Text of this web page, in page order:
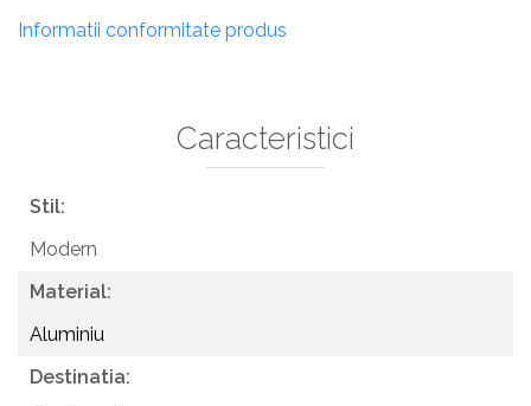
Informatii conformitate produs
Caracteristici
Stil:
Modern
Material:
Aluminiu
Destinatia: